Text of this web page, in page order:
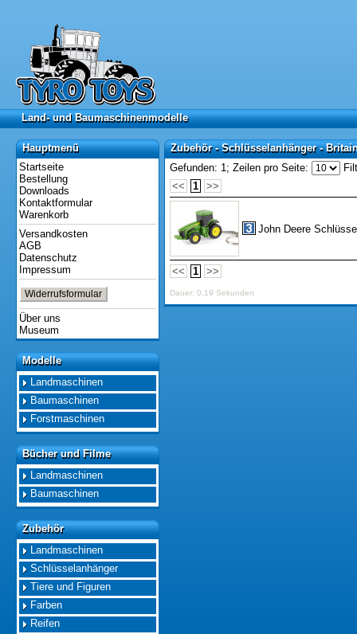
Land- und Baumaschinenmodelle
Land- und Baumaschinenmodelle
Hauptmenü
Hauptmenü
Startseite
Bestellung
Downloads
Kontaktformular
Warenkorb
Versandkosten
AGB
Datenschutz
Impressum
Widerrufsformular
Über uns
Museum
Modelle
Modelle
Landmaschinen
Baumaschinen
Forstmaschinen
Bücher und Filme
Bücher und Filme
Landmaschinen
Baumaschinen
Zubehör
Zubehör
Landmaschinen
Schlüsselanhänger
Tiere und Figuren
Farben
Reifen
Zubehör - Schlüsselanhänger -
Zubehör - Schlüsselanhänger -
Gefunden: 1; Zeilen pro Seite:
<<
1 >>
John Deere
<< 1 >>
Dauer: 0,19 Sekunden